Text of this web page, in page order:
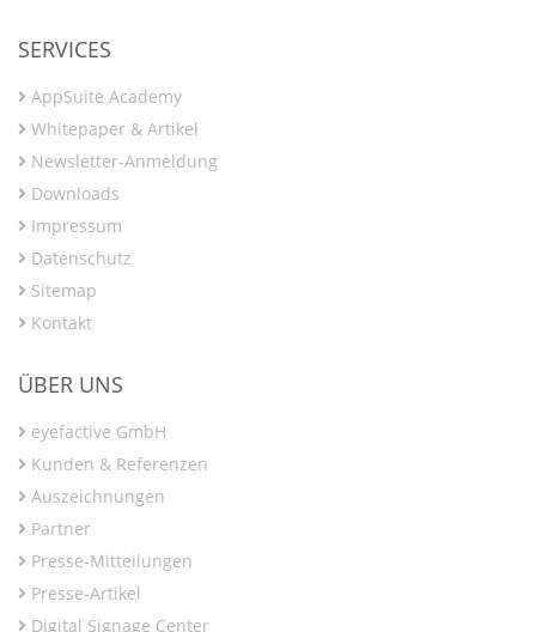
SERVICES
AppSuite Academy
Whitepaper & Artikel
Newsletter-Anmeldung
Downloads
Impressum
Datenschutz
Sitemap
Kontakt
ÜBER UNS
eyefactive GmbH
Kunden & Referenzen
Auszeichnungen
Partner
Presse-Mitteilungen
Presse-Artikel
Digital Signage Center